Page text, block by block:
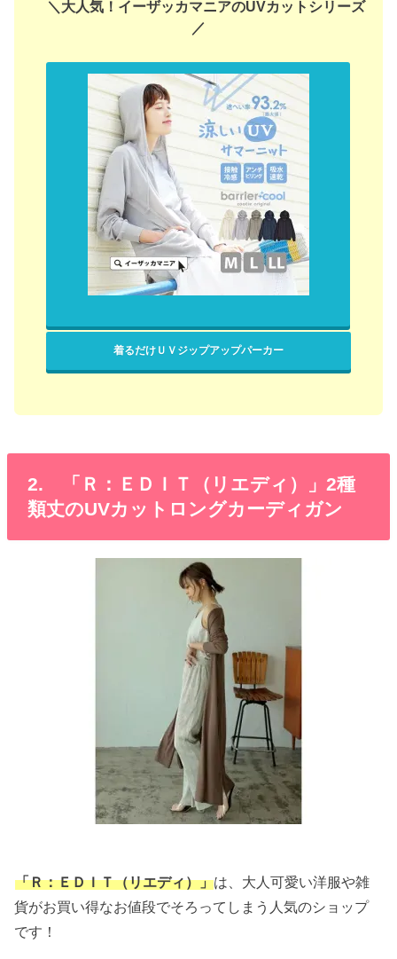
＼大人気！イーザッカマニアのUVカットシリーズ
／
着るだけＵＶジップアップパーカー
2. 「Ｒ：ＥＤＩＴ（リエディ）」2種
類丈のUVカットロングカーディガン
「Ｒ：ＥＤＩＴ（リエディ）」は、大人可愛い洋服や雑
貨がお買い得なお値段でそろってしまう人気のショップ
です！